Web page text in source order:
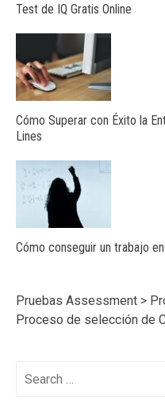
Test de IQ Gratis Online
Cómo Superar con Éxito la
Lines
Cómo conseguir un trabajo
Pruebas Assessment >
Proceso de selección de
for: